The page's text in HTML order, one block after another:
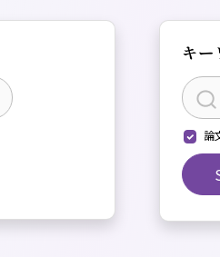
キー
論